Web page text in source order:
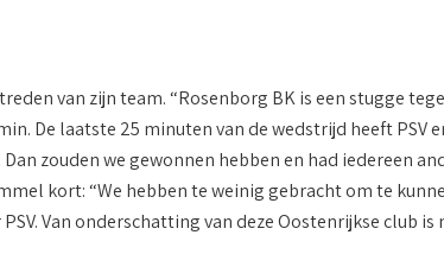
van zijn team. “Rosenborg BK is een stugge
De laatste 25 minuten van de wedstrijd heeft PSV
zouden we gewonnen hebben en had iedereen
kort: “We hebben te weinig gebracht om te
Van onderschatting van deze Oostenrijkse club is